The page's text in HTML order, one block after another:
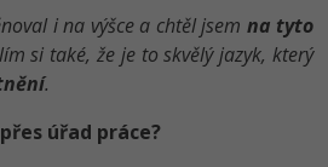
i na výšce a chtěl jsem na tyto
si také, že je to skvělý jazyk, který
.
úřad práce?